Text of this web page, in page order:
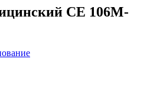
СЕ 106М-